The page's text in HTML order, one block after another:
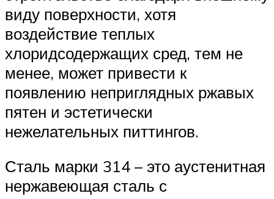
виду поверхности, хотя
воздействие теплых
хлоридсодержащих сред, тем не
менее, может привести к
появлению неприглядных ржавых
пятен и эстетически
нежелательных питтингов.
Сталь марки 314 – это аустенитная
нержавеющая сталь с